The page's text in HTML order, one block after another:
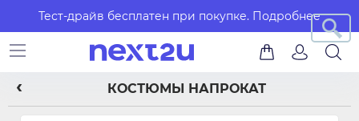
Тест-драйв бесплатен при покупке. Подробнее
КОСТЮМЫ НАПРОКАТ